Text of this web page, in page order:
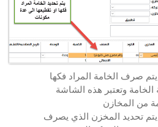
صرف الخامة المراد فكها
الخامة وتعتبر هذه الشاشة
من المخازن
تحديد المخزن الذي يصرف